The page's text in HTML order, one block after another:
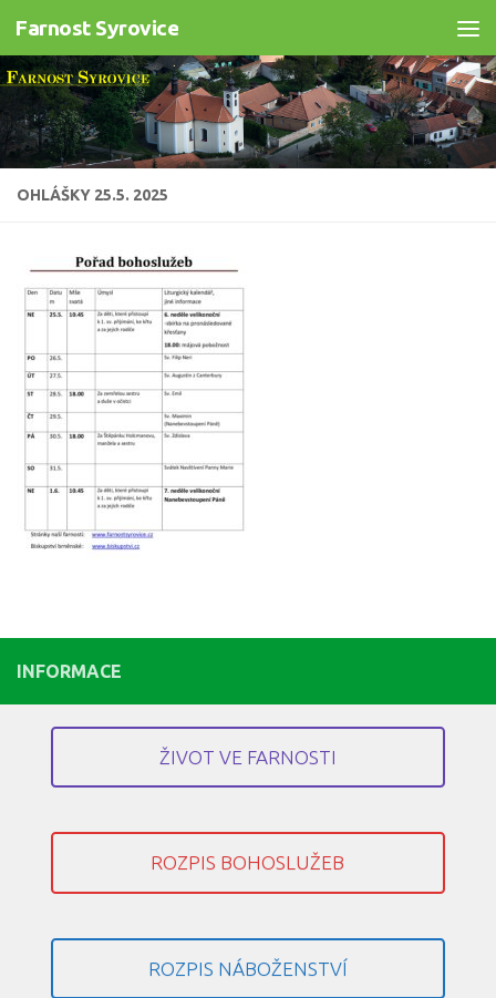
Skip to content
Farnost Syrovice
OHLÁŠKY 25.5. 2025
INFORMACE
ŽIVOT VE FARNOSTI
ROZPIS BOHOSLUŽEB
ROZPIS NÁBOŽENSTVÍ